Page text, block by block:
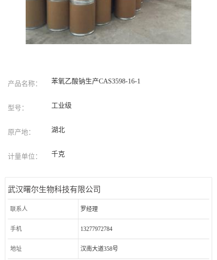
产品名称： 苯氧乙酸钠生产CAS3598-16-1
型号： 工业级
原产地： 湖北
计量单位： 千克
武汉曙尔生物科技有限公司
联系人 罗经理
手机 13277972784
地址 汉南大道358号